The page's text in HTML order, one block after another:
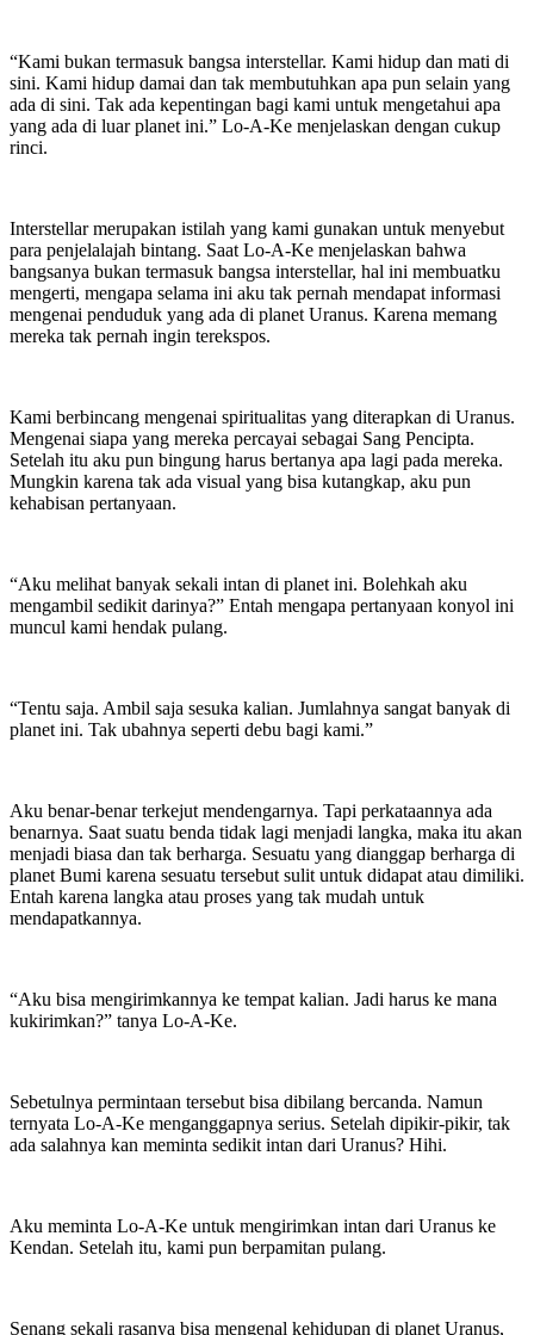
“Kami bukan termasuk bangsa interstellar. Kami hidup dan mati di
sini. Kami hidup damai dan tak membutuhkan apa pun selain yang
ada di sini. Tak ada kepentingan bagi kami untuk mengetahui apa
yang ada di luar planet ini.” Lo-A-Ke menjelaskan dengan cukup
rinci.
Interstellar merupakan istilah yang kami gunakan untuk menyebut
para penjelalajah bintang. Saat Lo-A-Ke menjelaskan bahwa
bangsanya bukan termasuk bangsa interstellar, hal ini membuatku
mengerti, mengapa selama ini aku tak pernah mendapat informasi
mengenai penduduk yang ada di planet Uranus. Karena memang
mereka tak pernah ingin terekspos.
Kami berbincang mengenai spiritualitas yang diterapkan di Uranus.
Mengenai siapa yang mereka percayai sebagai Sang Pencipta.
Setelah itu aku pun bingung harus bertanya apa lagi pada mereka.
Mungkin karena tak ada visual yang bisa kutangkap, aku pun
kehabisan pertanyaan.
“Aku melihat banyak sekali intan di planet ini. Bolehkah aku
mengambil sedikit darinya?” Entah mengapa pertanyaan konyol ini
muncul kami hendak pulang.
“Tentu saja. Ambil saja sesuka kalian. Jumlahnya sangat banyak di
planet ini. Tak ubahnya seperti debu bagi kami.”
Aku benar-benar terkejut mendengarnya. Tapi perkataannya ada
benarnya. Saat suatu benda tidak lagi menjadi langka, maka itu akan
menjadi biasa dan tak berharga. Sesuatu yang dianggap berharga di
planet Bumi karena sesuatu tersebut sulit untuk didapat atau dimiliki.
Entah karena langka atau proses yang tak mudah untuk
mendapatkannya.
“Aku bisa mengirimkannya ke tempat kalian. Jadi harus ke mana
kukirimkan?” tanya Lo-A-Ke.
Sebetulnya permintaan tersebut bisa dibilang bercanda. Namun
ternyata Lo-A-Ke menganggapnya serius. Setelah dipikir-pikir, tak
ada salahnya kan meminta sedikit intan dari Uranus? Hihi.
Aku meminta Lo-A-Ke untuk mengirimkan intan dari Uranus ke
Kendan. Setelah itu, kami pun berpamitan pulang.
Senang sekali rasanya bisa mengenal kehidupan di planet Uranus,